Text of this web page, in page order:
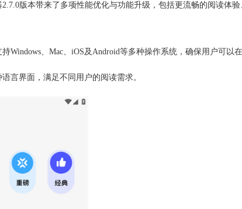
版本带来了多项性能优化与功能升级，包括更流畅的阅读体
Windows、Mac、iOS及Android等多种操作系统，确保用户可以
言界面，满足不同用户的阅读需求。